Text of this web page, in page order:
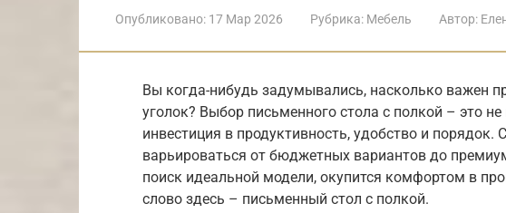
Опубликовано: 17 Мар 2026 Рубрика: Мебель Автор:
Вы когда-нибудь задумывались, насколько важен
уголок? Выбор письменного стола с полкой – это
инвестиция в продуктивность, удобство и
варьироваться от бюджетных вариантов до
поиск идеальной модели, окупится комфортом в
слово здесь – письменный стол с полкой.